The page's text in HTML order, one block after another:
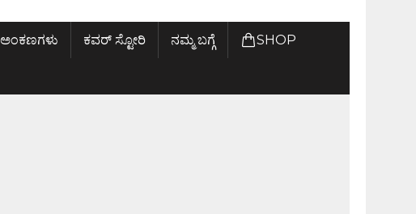
ಅಂಕಣಗಳು ಕವರ್ ಸ್ಟೋರಿ ನಮ್ಮ ಬಗ್ಗೆ SHOP